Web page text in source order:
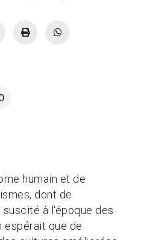
humain et de
dont de
à l'époque des
espérait que de